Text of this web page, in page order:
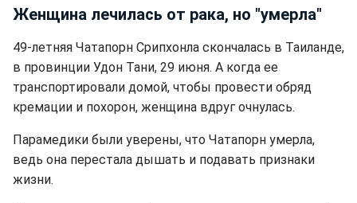
Женщина лечилась от рака, но "умерла"
49-летняя Чатапорн Срипхонла скончалась в Таиланде,
в провинции Удон Тани, 29 июня. А когда ее
транспортировали домой, чтобы провести обряд
кремации и похорон, женщина вдруг очнулась.
Парамедики были уверены, что Чатапорн умерла,
ведь она перестала дышать и подавать признаки
жизни.